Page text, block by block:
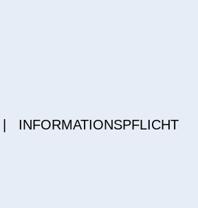
INFORMATIONSPFLICHT